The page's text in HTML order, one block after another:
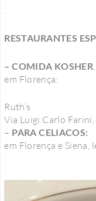
.
RESTAURANTES
– COMIDA KOSHER
em Florença:
Ruth’s
Via Luigi Carlo
– PARA CELIACOS:
em Florença e Siena,